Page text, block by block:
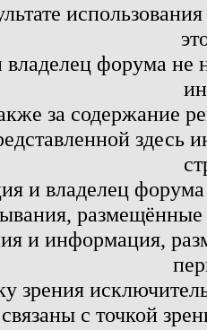
форума не
за содержание
здесь
и владелец
и информация,
зрения
с точкой